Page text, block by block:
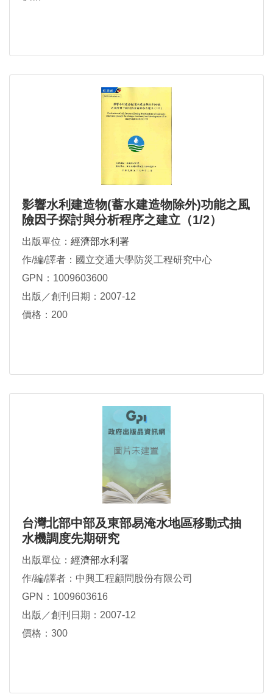
影響水利建造物(蓄水建造物除外)功能之風
險因子探討與分析程序之建立（1/2）
出版單位： 經濟部水利署
作/編/譯者：國立交通大學防災工程研究中心
GPN：1009603600
出版／創刊日期：2007-12
價格：200
台灣北部中部及東部易淹水地區移動式抽
水機調度先期研究
出版單位： 經濟部水利署
作/編/譯者：中興工程顧問股份有限公司
GPN：1009603616
出版／創刊日期：2007-12
價格：300